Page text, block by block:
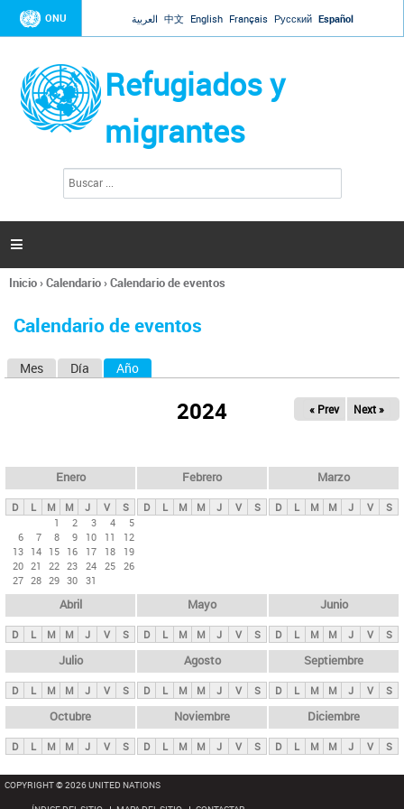
Jump to navigation
ONU العربية 中文 English Français Русский Español
Refugiados y
migrantes
l
d
s

Se
usted
Inicio›Calendario›Calendario de eventos
Calendario de eventos
s
p
n
i
p
a
l
s
Mes Día Año
2024 « Prev Next »
Enero
D L M M J V
S
1
2 3 4
5
6
7 8 9 10 11
12
13 14 15 16 17 18
19
20 21 22 23 24 25 26
27 28 29 30 31
Febrero
D L M M J V S
Marzo
D L M M J V S
Abril
D L M M J V S
Mayo
D L M M J V S
Junio
D L M M J V S
Julio
D L M M J V S
Agosto
D L M M J V S
Septiembre
D L M M J V S
Octubre
D L M M J V S
Noviembre
D L M M J V S
Diciembre
D L M M J V S
COPYRIGHT © 2026 UNITED NATIONS